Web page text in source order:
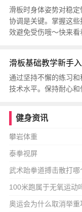
滑板时身体姿势对稳
协调是关键。掌握这
效避免受伤哦～快来看
滑板基础教学新手入
通过坚持不懈的练习
技术水平。保持耐心和
健身资讯
攀岩体重
泰拳视屏
武术跆拳道搏击散打哪
100米跑属于无氧运动
奥运会为什么取消举重